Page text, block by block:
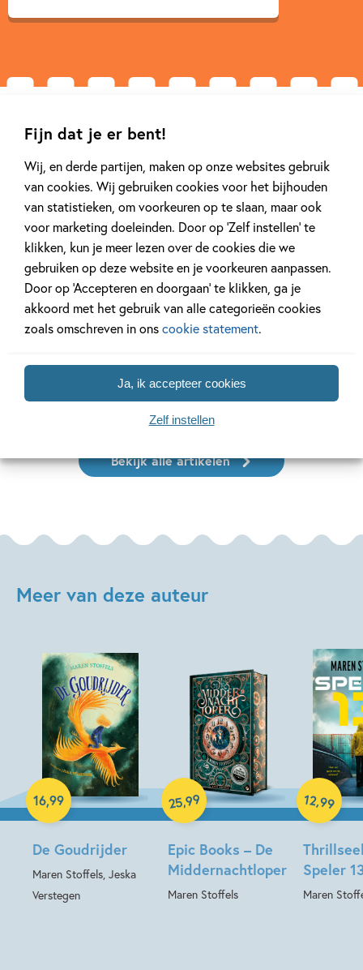
Fijn dat je er bent!
Wij, en derde partijen, maken op onze websites gebruik
van cookies. Wij gebruiken cookies voor het bijhouden
van statistieken, om voorkeuren op te slaan, maar ook
voor marketing doeleinden. Door op ‘Zelf instellen’ te
klikken, kun je meer lezen over de cookies die we
gebruiken op deze website en je voorkeuren aanpassen.
Door op ‘Accepteren en doorgaan’ te klikken, ga je
akkoord met het gebruik van alle categorieën cookies
zoals omschreven in onscookie statement.
Ja, ik accepteer cookies
Zelf instellen
Gerelateerde artikelen
14 SEPTEMBER 2025
Ons Kinderpanel leest: ‘De
blauwevinvistemster’
Kinderpanel
12 MAART 2025
Ben jij al
Nieuws
Bekijk alle artikelen
Meer van deze auteur
De Goudrijder
Maren Stoffels, Jeska
Verstegen
16,99
Hardcover
Epic Books – De
Middernachtloper
Maren Stoffels
25,99
Hardcover
Speler
Maren
12,99
Hardcover